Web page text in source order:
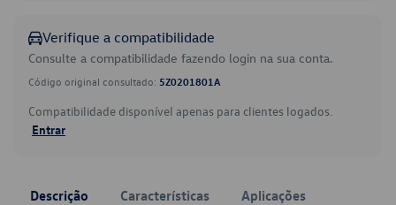
Verifique a compatibilidade
Consulte a compatibilidade fazendo login na sua conta.
Código original consultado: 5Z0201801A
Compatibilidade disponível apenas para clientes logados.
Entrar
Descrição Características Aplicações